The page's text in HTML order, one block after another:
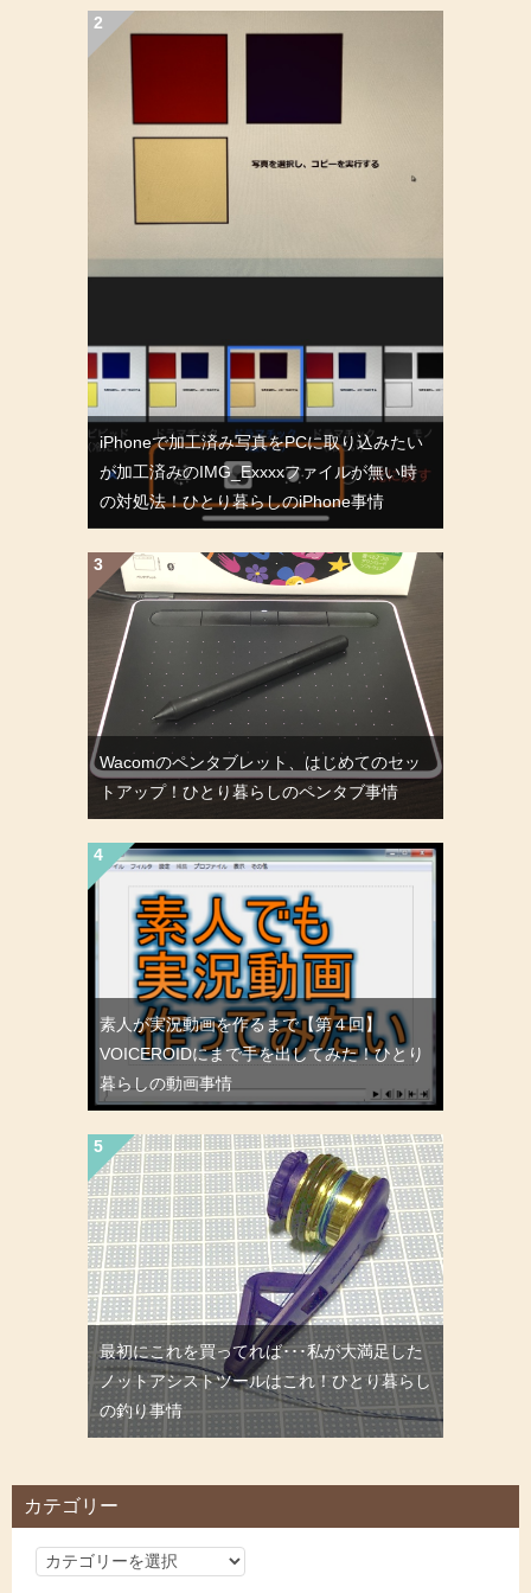
iPhoneで加工済み写真をPCに取り込みたい
が加工済みのIMG_Exxxxファイルが無い時
の対処法！ひとり暮らしのiPhone事情
Wacomのペンタブレット、はじめてのセッ
トアップ！ひとり暮らしのペンタブ事情
素人が実況動画を作るまで【第４回】
VOICEROIDにまで手を出してみた！ひとり
暮らしの動画事情
最初にこれを買ってれば･･･私が大満足した
ノットアシストツールはこれ！ひとり暮らし
の釣り事情
カテゴリー
カ